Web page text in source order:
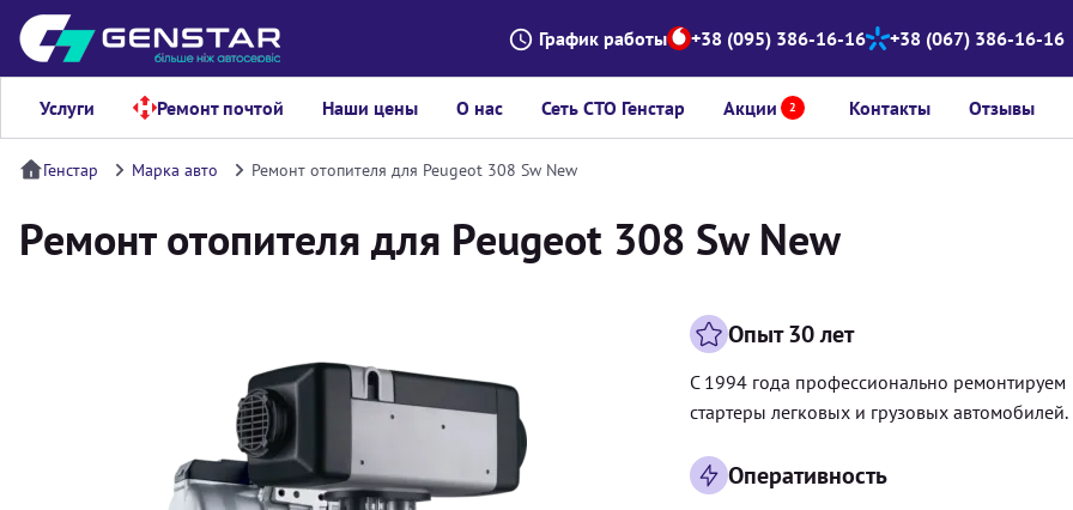
График работы +38 (095) 386-16-16 +38 (067) 386-16-16
Услуги Ремонт почтой Наши цены О нас Сеть СТО Генстар Акции 2 Контакты Отзывы
Генстар Марка авто Ремонт отопителя для Peugeot 308 Sw New
Ремонт отопителя для Peugeot 308 Sw New
Опыт 30 лет
С 1994 года профессионально ремонтируем
стартеры легковых и грузовых автомобилей.
Оперативность